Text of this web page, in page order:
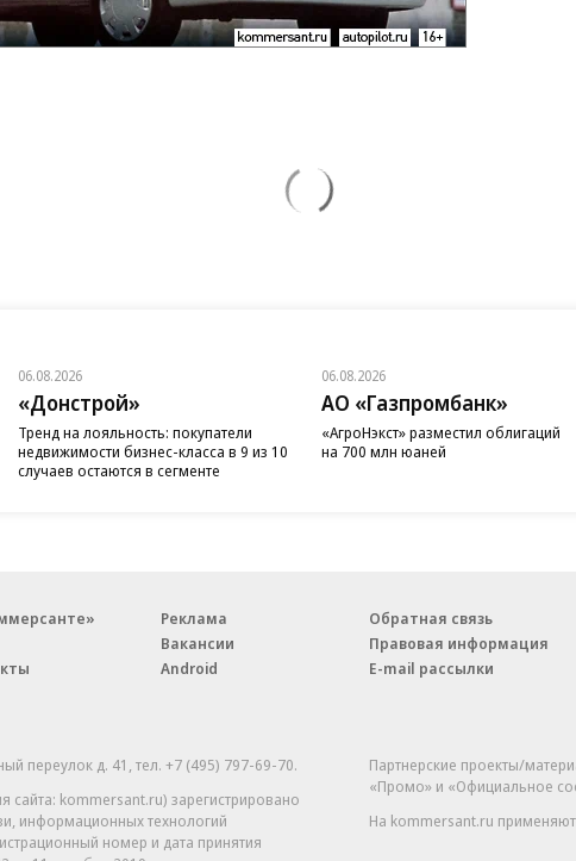
06.08.2026
«Донстрой»
Тренд на лояльность: покупатели
недвижимости бизнес-класса в 9 из 10
случаев остаются в сегменте
06.08.2026
АО «Газпромбанк»
«АгроНэкст» разместил облигаций
на 700 млн юаней
Реклама
Вакансии
Android
Обратная связь
Правовая информация
E-mail рассылки
переулок д. 41,тел. +7 (495) 797-69-70.
kommersant.ru) зарегистрировано
информационных технологий
номер и дата принятия
Партнерские проекты/
«Промо» и «Официальное
На kommersant.ru